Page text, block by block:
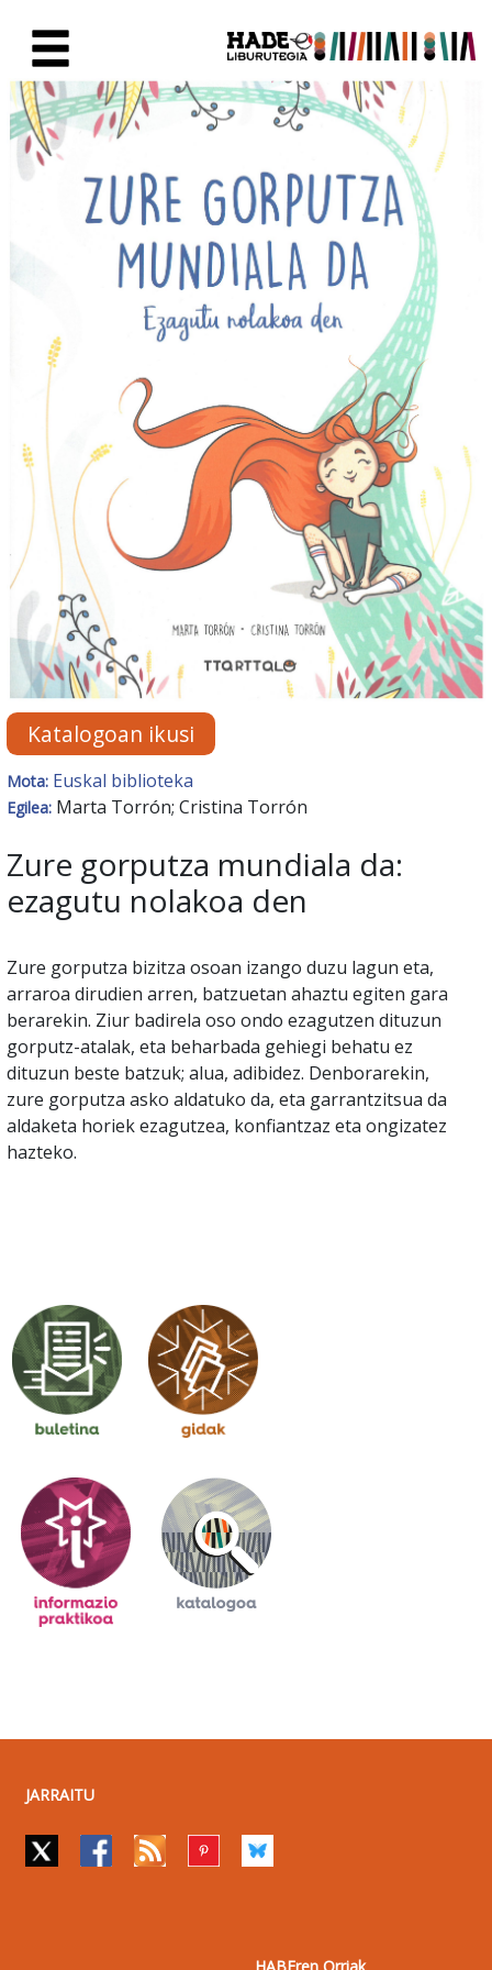
Eskuratu berriak Fitxa -
Katalogoan ikusi
Mota: Euskal biblioteka
Egilea: Marta Torrón; Cristina Torrón
Zure gorputza mundiala da:
ezagutu nolakoa den
Zure gorputza bizitza osoan izango duzu lagun eta,
arraroa dirudien arren, batzuetan ahaztu egiten gara
berarekin. Ziur badirela oso ondo ezagutzen dituzun
gorputz-atalak, eta beharbada gehiegi behatu ez
dituzun beste batzuk; alua, adibidez. Denborarekin,
zure gorputza asko aldatuko da, eta garrantzitsua da
aldaketa horiek ezagutzea, konfiantzaz eta ongizatez
hazteko.
JARRAITU